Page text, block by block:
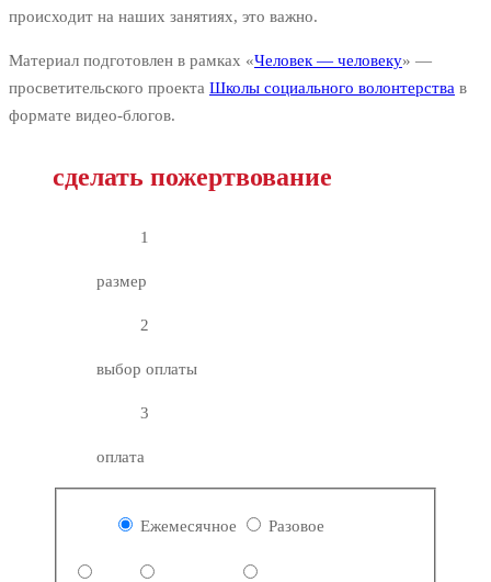
происходит на наших занятиях, это важно.
Материал подготовлен в рамках «Человек — человеку» —
просветительского проекта Школы социального волонтерства в
формате видео-блогов.
сделать пожертвование
1
размер
2
выбор оплаты
3
оплата
Ежемесячное Разовое